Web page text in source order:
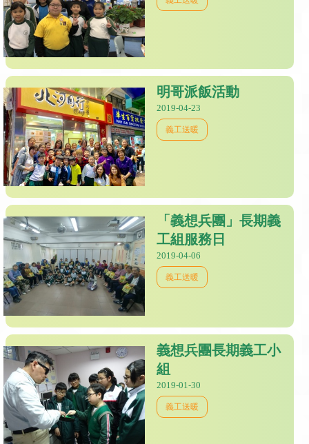
明哥派飯活動
2019-04-23
義工送暖
「義想兵團」長期義
工組服務日
2019-04-06
義工送暖
義想兵團長期義工小
組
2019-01-30
義工送暖